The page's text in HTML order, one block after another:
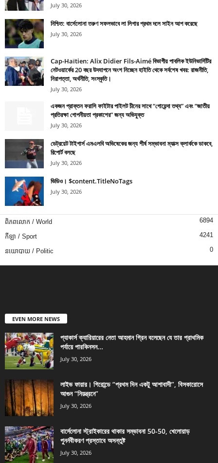
July 30, 2026
নিশ্চিত: বার্সেলোনা তরুণ সফলভাবে লা লিগার প্রথম দলে সাইন আপ করেছে
July 30, 2026
Cap-Haïtien: Alix Didier Fils-Aimé বিভাগীয় পাবলিক ইউনিভার্সিটির
নেটওয়ার্কের 20 বছর উদযাপনে অংশ নিচ্ছেন হাইতি থেকে সর্বশেষ খবর: রাজনীতি,
নিরাপত্তা, অর্থনীতি, সংস্কৃতি।
July 30, 2026
একজন প্রাক্তন ফরাসি ফাইটার পাইলট চীনের সাথে “গোয়েন্দা তথ্য” এবং “জাতীয়
প্রতিরক্ষা গোপনীয়তা প্রকাশের” জন্য অভিযুক্ত
July 30, 2026
ডেট্রয়েট টাইগার্স এমএলবি অভিষেকের জন্য শীর্ষ সম্ভাবনা ম্যাক্স ক্লার্ককে ডাকবে,
রিপোর্ট বলছে
July 30, 2026
ভিডিও। $content.TitleNoTags
July 30, 2026
ពិភពលោក / World 6894
កីឡា / Sport 4241
នយោបាយ / Politic 0
EVEN MORE NEWS
প্যাকার্স ক্যারিয়ারের নেতা আহমান গ্রিন বলেছেন যে তার প্রাথমিক
পর্যায়ে পারকিনসন...
July 30, 2026
লাইভ ফায়ার। গিরোন্ডে “প্রথম দিন একটু আশাবাদী”, বিসকারোসে
আগুন “নিয়ন্ত্রনে”
July 30, 2026
বার্সেলোনা স্ট্রাইকারের থাকার সম্ভাবনা 50-50, খেলোয়াড়
পুনর্নবীকরণ প্রস্তাবে অসন্তুষ্ট
July 30, 2026